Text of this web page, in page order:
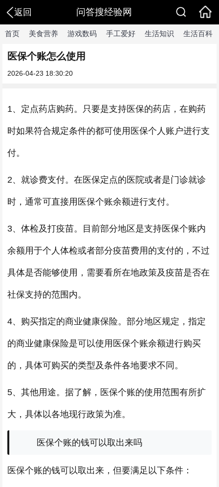
返回 问答搜经验网
首页 美食营养 游戏数码 手工爱好 生活知识 生活百科
医保个账怎么使用
2026-04-23 18:30:20
1、定点药店购药。只要是支持医保的药店，在购药
时如果符合规定条件的都可使用医保个人账户进行支
付。
2、就诊费支付。在医保定点的医院或者是门诊就诊
时，通常可直接用医保个账余额进行支付。
3、体检及打疫苗。目前部分地区是支持医保个账内
余额用于个人体检或者部分疫苗费用的支付的，不过
具体是否能够使用，需要看所在地政策及疫苗是否在
社保支持的范围内。
4、购买指定的商业健康保险。部分地区规定，指定
的商业健康保险是可以使用医保个账余额进行购买
的，具体可购买的类型及条件各地要求不同。
5、其他用途。据了解，医保个账的使用范围有所扩
大，具体以各地现行政策为准。
医保个账的钱可以取出来吗
医保个账的钱可以取出来，但要满足以下条件：